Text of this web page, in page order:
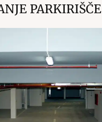
PARKIRIŠČE